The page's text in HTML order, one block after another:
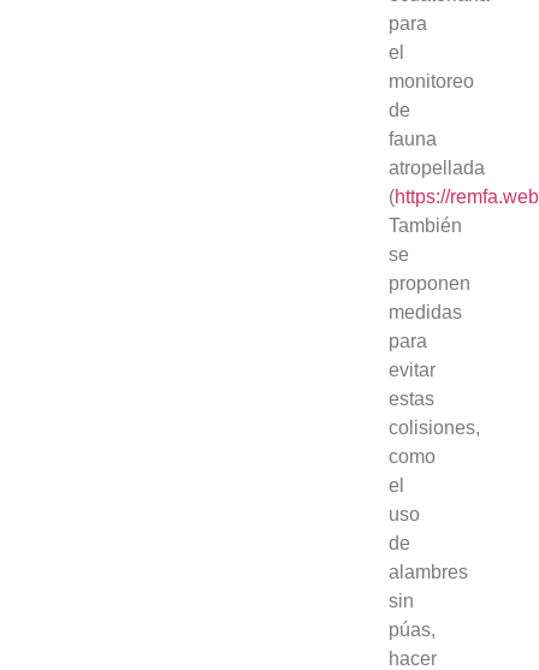
para
el
monitoreo
de
fauna
atropellada
(https://
También
se
proponen
medidas
para
evitar
estas
colisiones,
como
el
uso
de
alambres
sin
púas,
hacer